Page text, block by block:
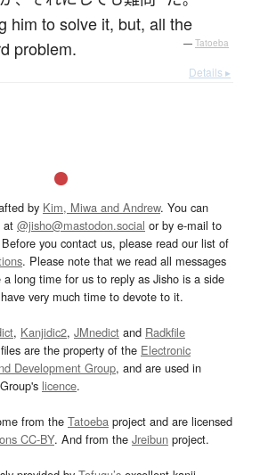
him to solve it, but, all the
problem.
— Tatoeba
Details ▸
by Kim, Miwa and Andrew. You can
at @jisho@mastodon.social or by e-mail to
you contact us, please read our list of
. Please note that we read all messages
long time for us to reply as Jisho is a side
very much time to devote to it.
, Kanjidic2, JMnedict and Radkfile
are the property of the Electronic
Development Group, and are used in
licence.
from the Tatoeba project and are licensed
CC-BY. And from the Jreibun project.